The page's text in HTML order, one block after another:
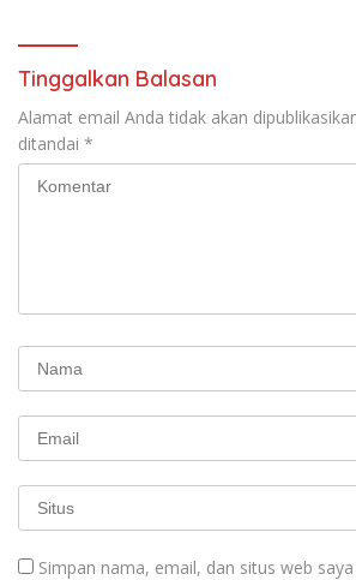
Tinggalkan Balasan
Alamat email Anda tidak akan
ditandai *
Simpan nama, email, dan situs web